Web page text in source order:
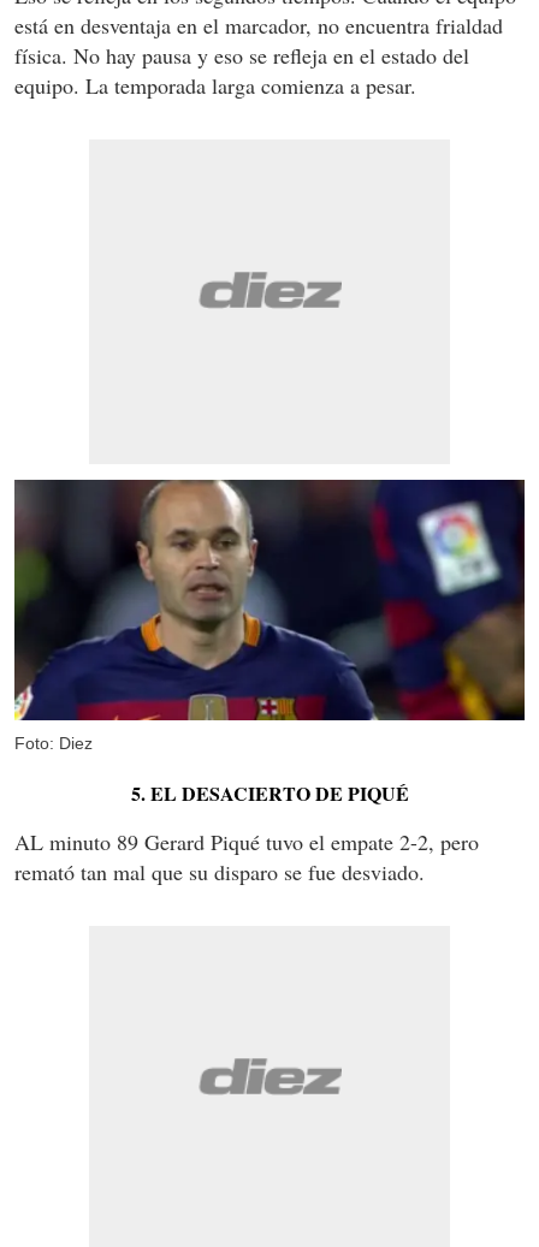
está en desventaja en el marcador, no encuentra frialdad
física. No hay pausa y eso se refleja en el estado del
equipo. La temporada larga comienza a pesar.
Foto: Diez
5. EL DESACIERTO DE PIQUÉ
AL minuto 89 Gerard Piqué tuvo el empate 2-2, pero
remató tan mal que su disparo se fue desviado.